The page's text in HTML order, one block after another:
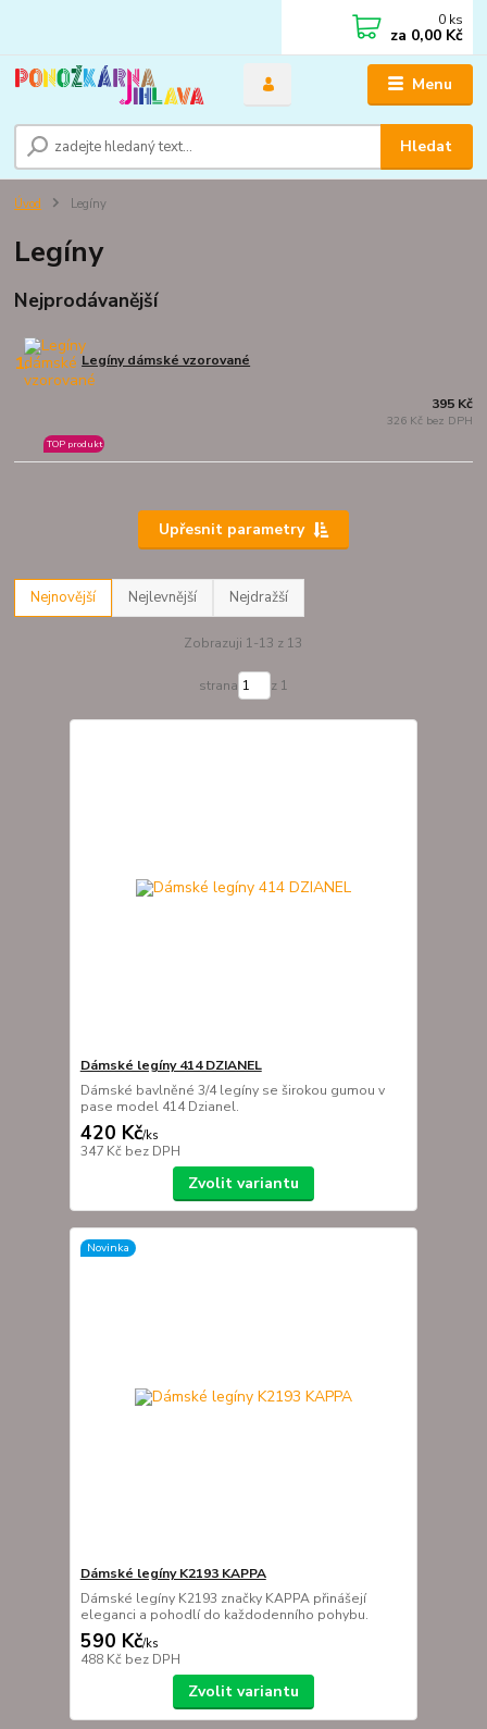
Menu
Hledat
0 ks
za 0,00 Kč
Úvod Legíny
Legíny
Nejprodávanější
1. Legíny dámské vzorované
TOP produkt
395 Kč
326 Kč bez DPH
Upřesnit parametry
Nejnovější Nejlevnější Nejdražší
Zobrazuji 1-13 z 13
strana z 1
Dámské legíny 414 DZIANEL
Dámské bavlněné 3/4 legíny se širokou gumou v
pase model 414 Dzianel.
420 Kč/ks
347 Kč bez DPH
Zvolit variantu
Novinka
Dámské legíny K2193 KAPPA
Dámské legíny K2193 značky KAPPA přinášejí
eleganci a pohodlí do každodenního pohybu.
590 Kč/ks
488 Kč bez DPH
Zvolit variantu